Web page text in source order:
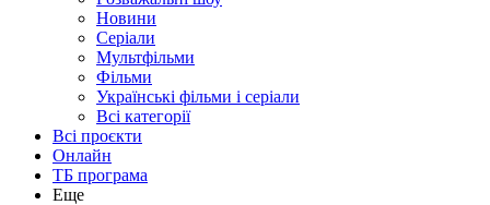
Новини
Серіали
Мультфільми
Фільми
Українські фільми і серіали
Всі категорії
Всі проєкти
Онлайн
ТБ програма
Еще